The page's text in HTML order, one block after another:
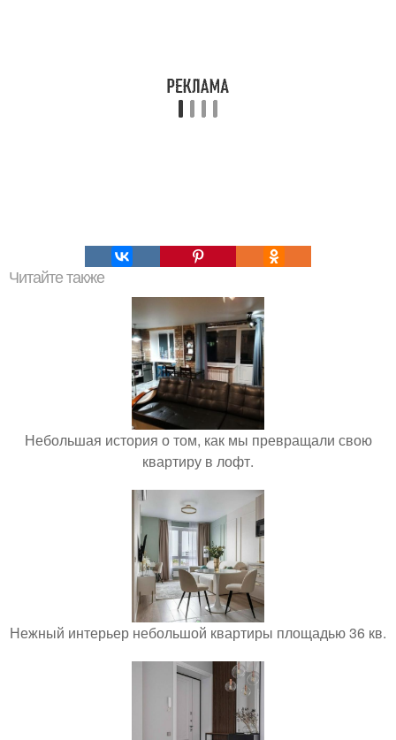
Читайте также
Небольшая история о том, как мы превращали свою
квартиру в лофт.
Нежный интерьер небольшой квартиры площадью 36 кв.